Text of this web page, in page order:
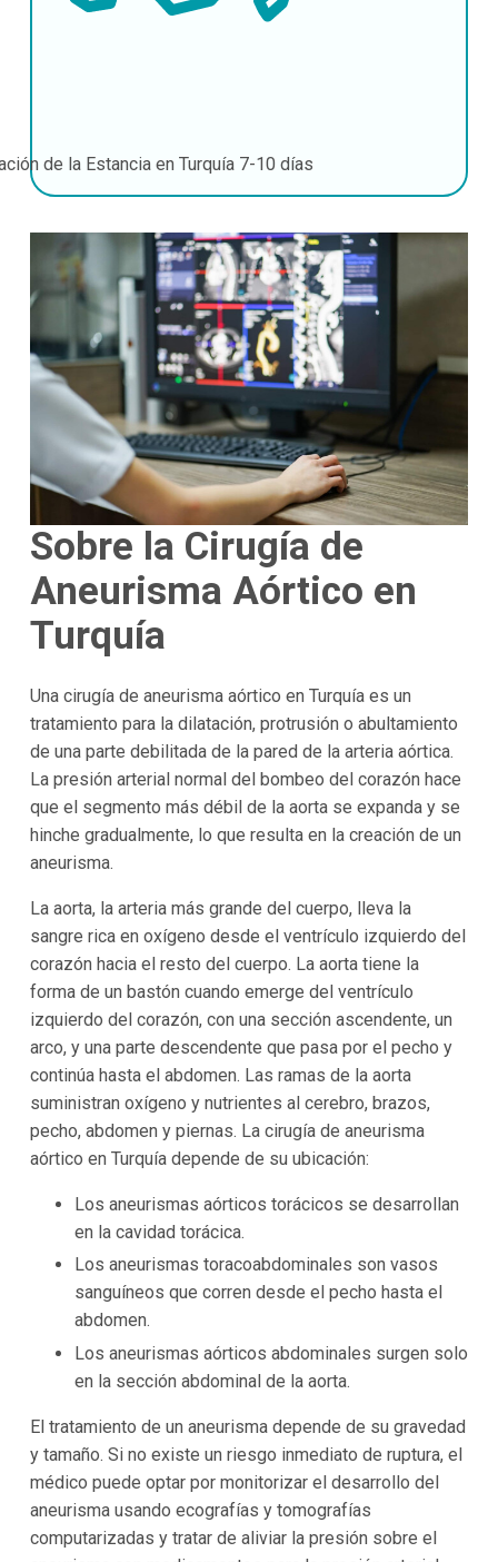
de la Estancia en Turquía 7-10 días
Sobre la Cirugía de
Aneurisma Aórtico en
Turquía
Una cirugía de aneurisma aórtico en Turquía es un
tratamiento para la dilatación, protrusión o abultamiento
de una parte debilitada de la pared de la arteria aórtica.
La presión arterial normal del bombeo del corazón hace
que el segmento más débil de la aorta se expanda y se
hinche gradualmente, lo que resulta en la creación de un
aneurisma.
La aorta, la arteria más grande del cuerpo, lleva la
sangre rica en oxígeno desde el ventrículo izquierdo del
corazón hacia el resto del cuerpo. La aorta tiene la
forma de un bastón cuando emerge del ventrículo
izquierdo del corazón, con una sección ascendente, un
arco, y una parte descendente que pasa por el pecho y
continúa hasta el abdomen. Las ramas de la aorta
suministran oxígeno y nutrientes al cerebro, brazos,
pecho, abdomen y piernas. La cirugía de aneurisma
aórtico en Turquía depende de su ubicación:
Los aneurismas aórticos torácicos se desarrollan
en la cavidad torácica.
Los aneurismas toracoabdominales son vasos
sanguíneos que corren desde el pecho hasta el
abdomen.
Los aneurismas aórticos abdominales surgen solo
en la sección abdominal de la aorta.
El tratamiento de un aneurisma depende de su gravedad
y tamaño. Si no existe un riesgo inmediato de ruptura, el
médico puede optar por monitorizar el desarrollo del
aneurisma usando ecografías y tomografías
computarizadas y tratar de aliviar la presión sobre el